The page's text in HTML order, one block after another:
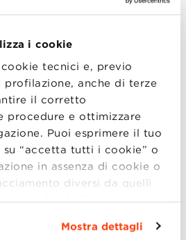
i cookie
tecnici e, previo
profilazione, anche di terze
il corretto
procedure e ottimizzare
Puoi esprimere il tuo
su “accetta tutti i cookie” o
in assenza di cookie o
diversi da quelli
chiudendo il presente
Dettagli ”. Per
Mostra dettagli
È sempre meno
servizio, garanzia di
di innovazione.
, Core faculty BBS e
Università Modena